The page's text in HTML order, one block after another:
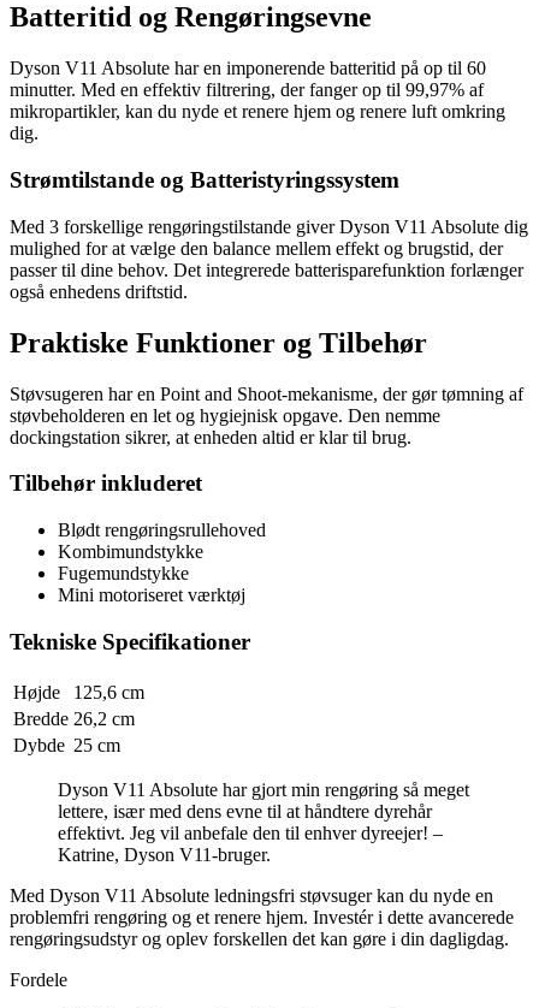
Batteritid og Rengøringsevne
Dyson V11 Absolute har en imponerende batteritid på op til 60
minutter. Med en effektiv filtrering, der fanger op til 99,97% af
mikropartikler, kan du nyde et renere hjem og renere luft omkring
dig.
Strømtilstande og Batteristyringssystem
Med 3 forskellige rengøringstilstande giver Dyson V11 Absolute dig
mulighed for at vælge den balance mellem effekt og brugstid, der
passer til dine behov. Det integrerede batterisparefunktion forlænger
også enhedens driftstid.
Praktiske Funktioner og Tilbehør
Støvsugeren har en Point and Shoot-mekanisme, der gør tømning af
støvbeholderen en let og hygiejnisk opgave. Den nemme
dockingstation sikrer, at enheden altid er klar til brug.
Tilbehør inkluderet
Blødt rengøringsrullehoved
Kombimundstykke
Fugemundstykke
Mini motoriseret værktøj
Tekniske Specifikationer
Højde
125,6 cm
Bredde 26,2 cm
Dybde 25 cm
Dyson V11 Absolute har gjort min rengøring så meget
lettere, især med dens evne til at håndtere dyrehår
effektivt. Jeg vil anbefale den til enhver dyreejer! –
Katrine, Dyson V11-bruger.
Med Dyson V11 Absolute ledningsfri støvsuger kan du nyde en
problemfri rengøring og et renere hjem. Investér i dette avancerede
rengøringsudstyr og oplev forskellen det kan gøre i din dagligdag.
Fordele